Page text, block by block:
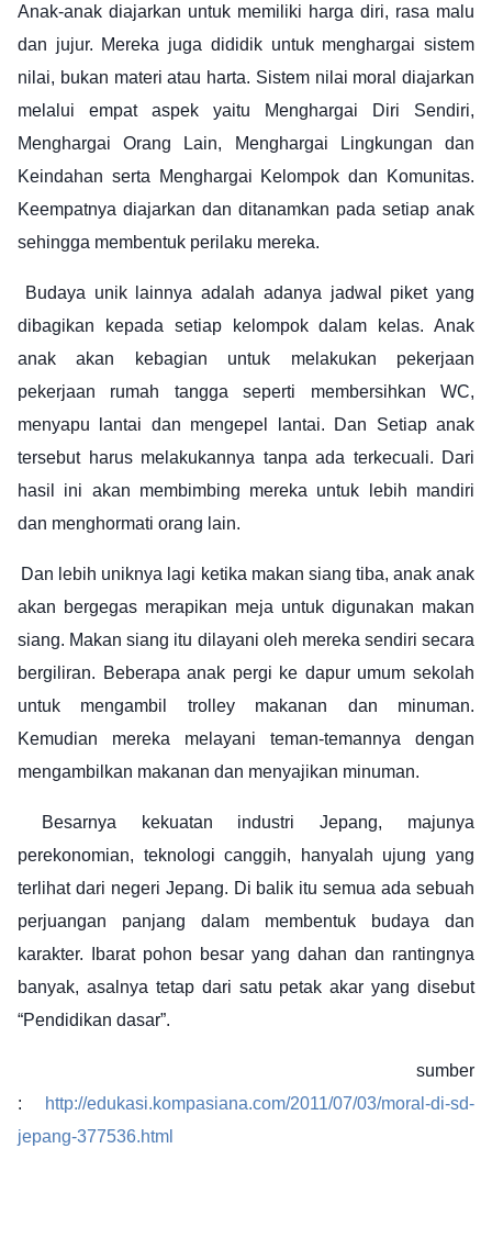
Anak-anak diajarkan untuk memiliki harga diri, rasa malu
dan jujur. Mereka juga dididik untuk menghargai sistem
nilai, bukan materi atau harta. Sistem nilai moral diajarkan
melalui empat aspek yaitu Menghargai Diri Sendiri,
Menghargai Orang Lain, Menghargai Lingkungan dan
Keindahan serta Menghargai Kelompok dan Komunitas.
Keempatnya diajarkan dan ditanamkan pada setiap anak
sehingga membentuk perilaku mereka.
Budaya unik lainnya adalah adanya jadwal piket yang
dibagikan kepada setiap kelompok dalam kelas. Anak
anak akan kebagian untuk melakukan pekerjaan
pekerjaan rumah tangga seperti membersihkan WC,
menyapu lantai dan mengepel lantai. Dan Setiap anak
tersebut harus melakukannya tanpa ada terkecuali. Dari
hasil ini akan membimbing mereka untuk lebih mandiri
dan menghormati orang lain.
Dan lebih uniknya lagi ketika makan siang tiba, anak anak
akan bergegas merapikan meja untuk digunakan makan
siang. Makan siang itu dilayani oleh mereka sendiri secara
bergiliran. Beberapa anak pergi ke dapur umum sekolah
untuk mengambil trolley makanan dan minuman.
Kemudian mereka melayani teman-temannya dengan
mengambilkan makanan dan menyajikan minuman.
Besarnya kekuatan industri Jepang, majunya
perekonomian, teknologi canggih, hanyalah ujung yang
terlihat dari negeri Jepang. Di balik itu semua ada sebuah
perjuangan panjang dalam membentuk budaya dan
karakter. Ibarat pohon besar yang dahan dan rantingnya
banyak, asalnya tetap dari satu petak akar yang disebut
“Pendidikan dasar”.
sumber
:
http://edukasi.kompasiana.com/2011/07/03/moral-di-sd-
jepang-377536.html